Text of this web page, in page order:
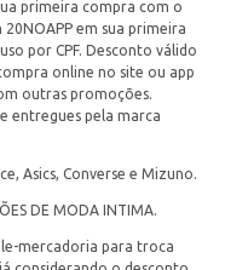
primeira compra com o
20NOAPP em sua primeira
por CPF. Desconto válido
online no site ou app
outras promoções.
entregues pela marca
Asics, Converse e Mizuno.
DE MODA INTIMA.
mercadoria para troca